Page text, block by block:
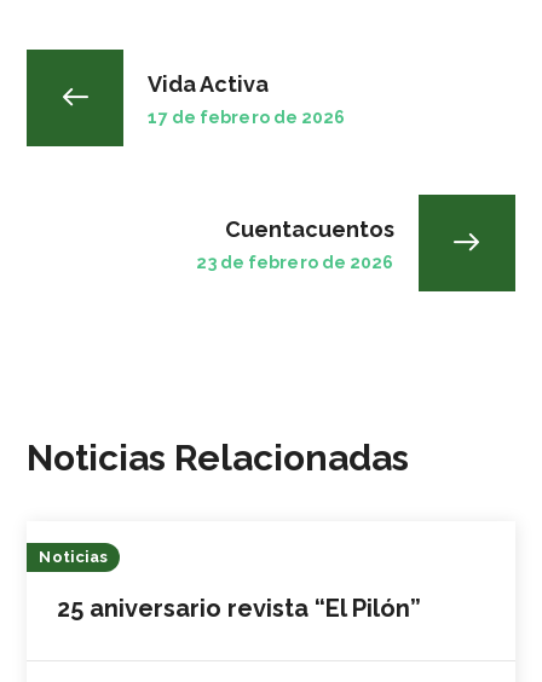
Vida Activa
17 de febrero de 2026
Cuentacuentos
23 de febrero de 2026
Noticias Relacionadas
Noticias
25 aniversario revista “El Pilón”